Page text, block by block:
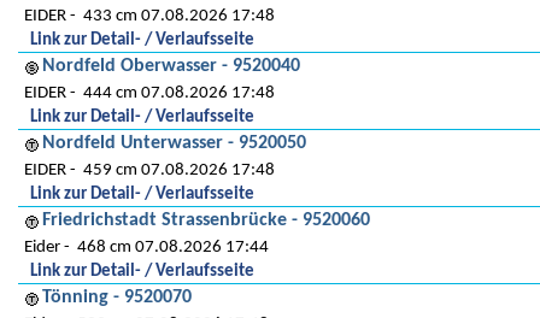
EIDER
433 cm 07.08.2026 17:48
Link zur Detail- / Verlaufsseite
Nordfeld Oberwasser - 9520040
EIDER
444 cm 07.08.2026 17:48
Link zur Detail- / Verlaufsseite
Nordfeld Unterwasser - 9520050
EIDER
459 cm 07.08.2026 17:48
Link zur Detail- / Verlaufsseite
Friedrichstadt Strassenbrücke - 9520060
Eider
468 cm 07.08.2026 17:44
Link zur Detail- / Verlaufsseite
Tönning - 9520070